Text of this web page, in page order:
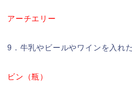
アーチエリー
9．牛乳やビールやワインを入れ
ビン（瓶）